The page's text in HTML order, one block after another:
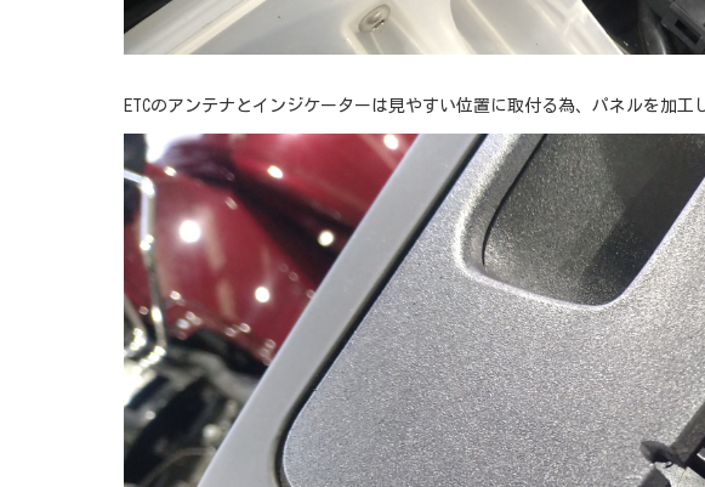
ETCのアンテナとインジケーターは見やすい位置に取付る為、パネルを加工